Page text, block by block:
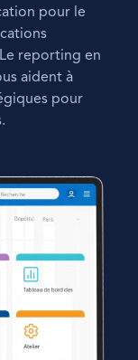
pour le
reporting en
aident à
pour